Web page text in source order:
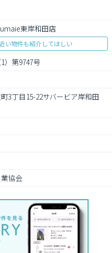
東岸和田店
い物件も紹介してほしい
）第9747号
3丁目15-22サバービア岸和田
協会